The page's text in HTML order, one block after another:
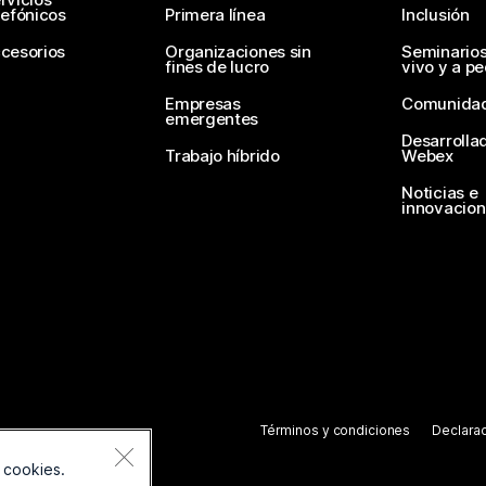
Primera línea
Organizaciones sin
fines de lucro
Empresas
emergentes
Trabajo híbrido
Inclusión
vivo y a
Webex
Noticias e
Términos y condiciones